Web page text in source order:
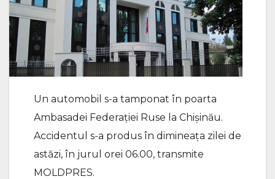
Un automobil s-a tamponat în poarta
Ambasadei Federației Ruse la Chișinău.
Accidentul s-a produs în dimineața zilei de
astăzi, în jurul orei 06.00, transmite
MOLDPRES.